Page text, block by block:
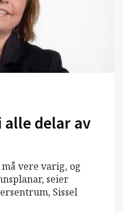
delar av
vere varig, og
seier
Sissel